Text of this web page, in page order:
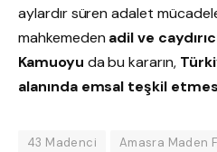
aylardır süren adalet
mahkemeden adil ve
Kamuoyu da bu kararın,
alanında emsal teşkil
43 Madenci
Amasra Maden